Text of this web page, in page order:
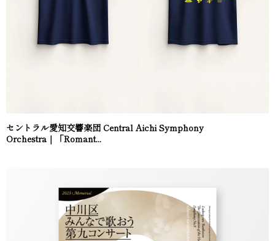
セントラル愛知交響楽団 Central Aichi Symphony
Orchestra｜「Romant...